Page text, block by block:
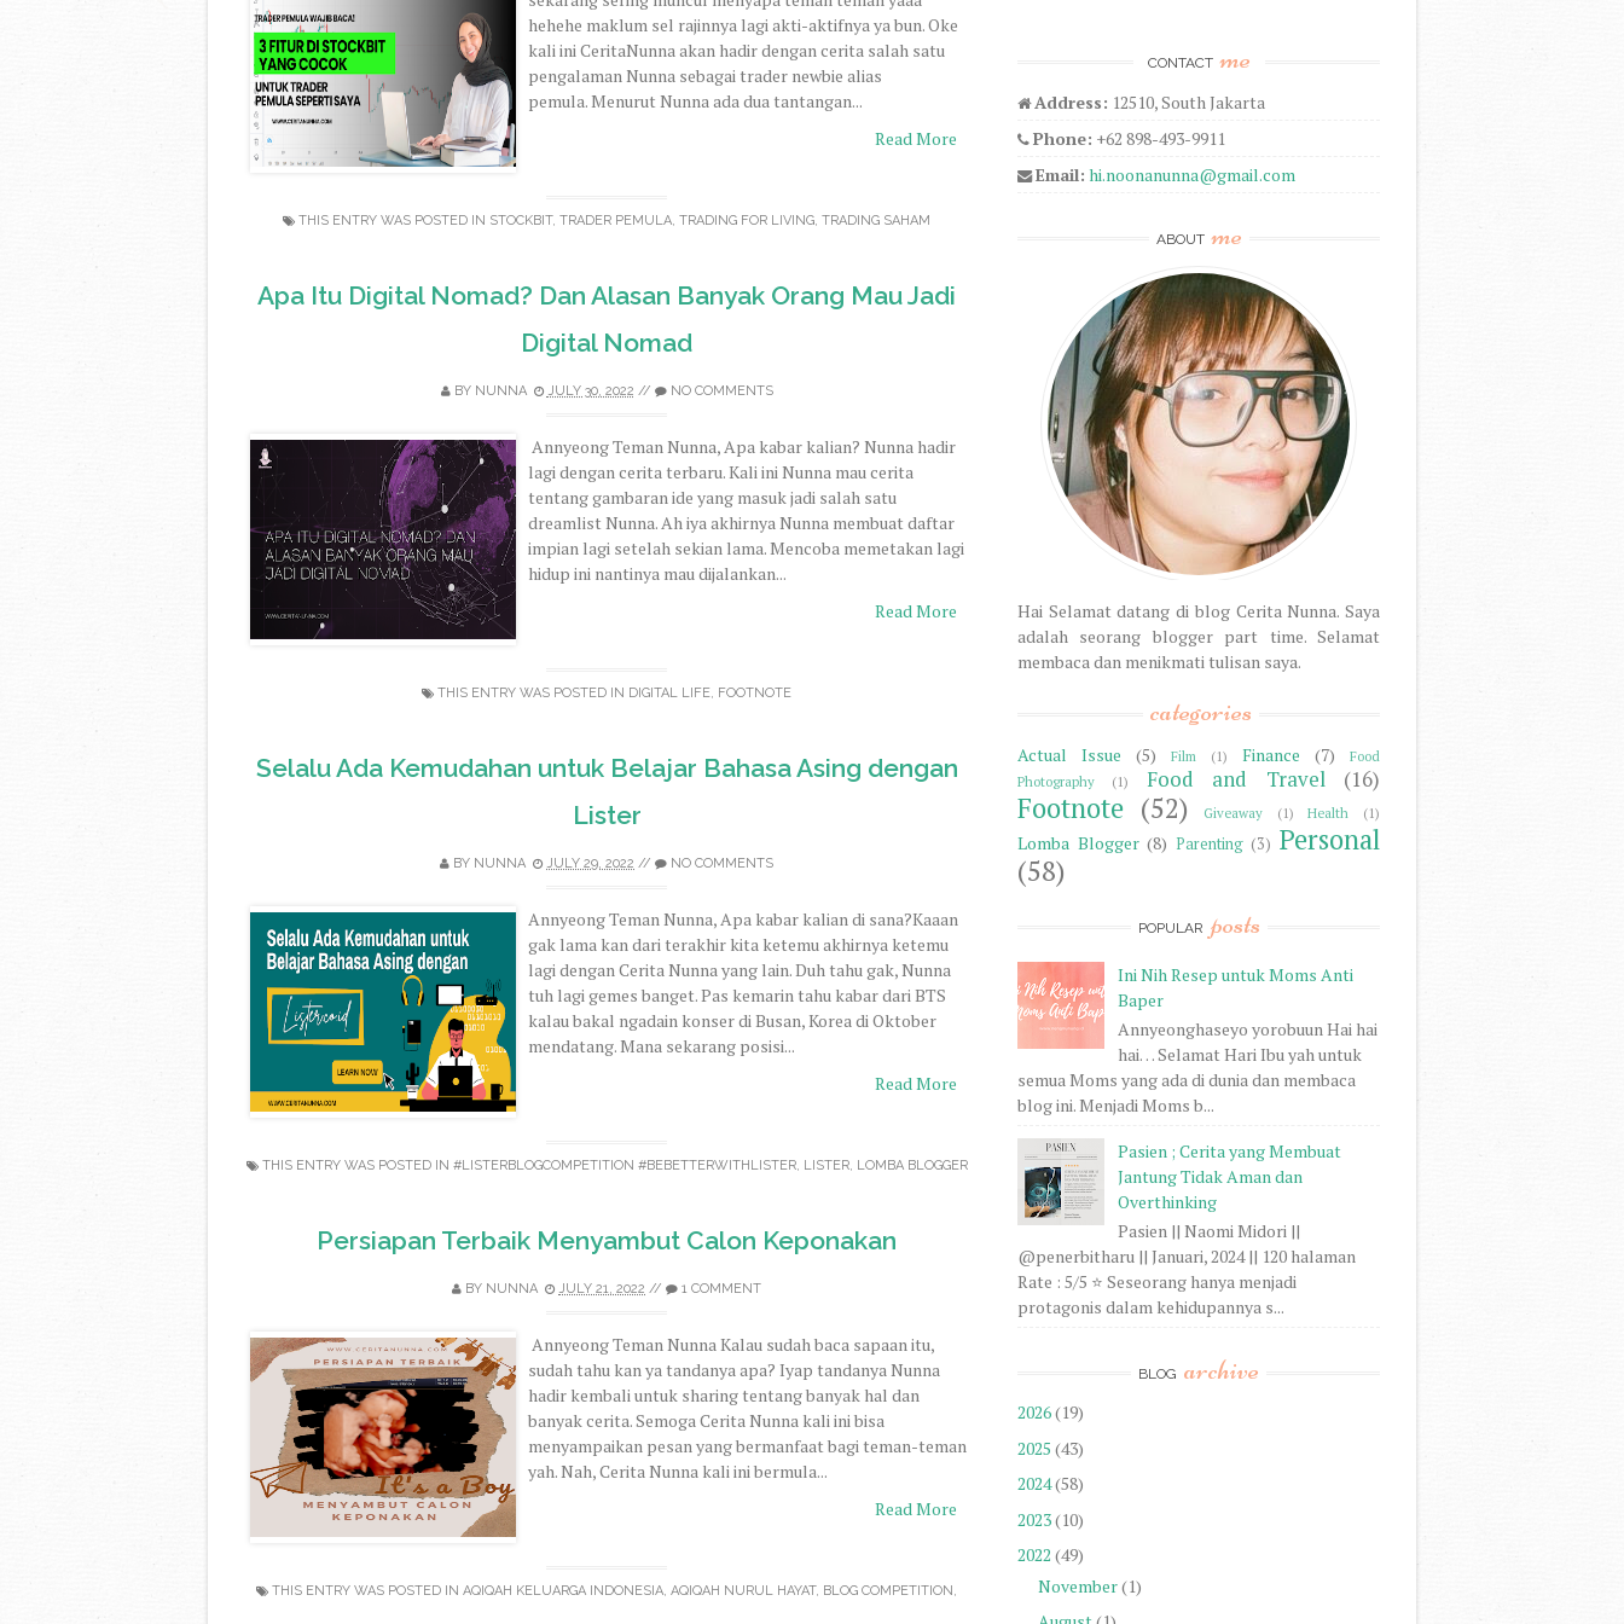
hehehe maklum sel rajinnya lagi akti-aktifnya ya bun. Oke
kali ini CeritaNunna akan hadir dengan cerita salah satu
pengalaman Nunna sebagai trader newbie alias
pemula. Menurut Nunna ada dua tantangan...
Read More
THIS ENTRY WAS POSTED IN STOCKBIT, TRADER PEMULA, TRADING FOR LIVING, TRADING SAHAM
Apa Itu Digital Nomad? Dan Alasan Banyak Orang Mau Jadi
Digital Nomad
BY NUNNA JULY 30, 2022 // NO COMMENTS
Annyeong Teman Nunna, Apa kabar kalian? Nunna hadir
lagi dengan cerita terbaru. Kali ini Nunna mau cerita
tentang gambaran ide yang masuk jadi salah satu
dreamlist Nunna. Ah iya akhirnya Nunna membuat daftar
impian lagi setelah sekian lama. Mencoba memetakan lagi
hidup ini nantinya mau dijalankan...
Read More
THIS ENTRY WAS POSTED IN DIGITAL LIFE, FOOTNOTE
Selalu Ada Kemudahan untuk Belajar Bahasa Asing dengan
Lister
BY NUNNA JULY 29, 2022 // NO COMMENTS
Annyeong Teman Nunna, Apa kabar kalian di sana?Kaaan
gak lama kan dari terakhir kita ketemu akhirnya ketemu
lagi dengan Cerita Nunna yang lain. Duh tahu gak, Nunna
tuh lagi gemes banget. Pas kemarin tahu kabar dari BTS
kalau bakal ngadain konser di Busan, Korea di Oktober
mendatang. Mana sekarang posisi...
Read More
THIS ENTRY WAS POSTED IN #LISTERBLOGCOMPETITION #BEBETTERWITHLISTER, LISTER, LOMBA BLOGGER
Persiapan Terbaik Menyambut Calon Keponakan
BY NUNNA JULY 21, 2022 // 1 COMMENT
Annyeong Teman Nunna Kalau sudah baca sapaan itu,
sudah tahu kan ya tandanya apa? Iyap tandanya Nunna
hadir kembali untuk sharing tentang banyak hal dan
banyak cerita. Semoga Cerita Nunna kali ini bisa
menyampaikan pesan yang bermanfaat bagi teman-teman
yah. Nah, Cerita Nunna kali ini bermula...
Read More
THIS ENTRY WAS POSTED IN AQIQAH KELUARGA INDONESIA, AQIQAH NURUL HAYAT, BLOG COMPETITION,
CONTACT me
Address: 12510, South Jakarta
Phone: +62 898-493-9911
Email: hi.noonanunna@gmail.com
ABOUT me
Hai Selamat datang di blog Cerita Nunna. Saya
adalah seorang blogger part time. Selamat
membaca dan menikmati tulisan saya.
categories
Actual Issue (5) Film (1) Finance (7)
Food
Photography
(1) Food and Travel (16)
Footnote (52) Giveaway (1) Health (1)
Lomba Blogger (8) Parenting (3) Personal
(58)
POPULAR posts
Ini Nih Resep untuk Moms Anti
Baper
Annyeonghaseyo yorobuun Hai hai
hai… Selamat Hari Ibu yah untuk
semua Moms yang ada di dunia dan membaca
blog ini. Menjadi Moms b...
Pasien ; Cerita yang Membuat
Jantung Tidak Aman dan
Overthinking
Pasien || Naomi Midori ||
@penerbitharu || Januari, 2024 || 120 halaman
Rate : 5/5 ⭐ Seseorang hanya menjadi
protagonis dalam kehidupannya s...
BLOG archive
2026(19)
2025 (43)
2024(58)
2023(10)
2022 (49)
November(1)